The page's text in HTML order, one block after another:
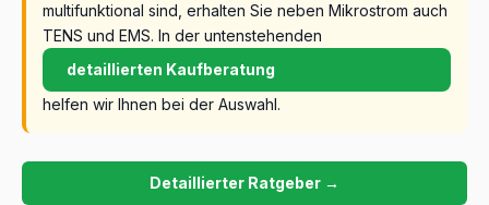
multifunktional sind, erhalten Sie neben Mikrostrom auch
TENS und EMS. In der untenstehenden
detaillierten Kaufberatung
helfen wir Ihnen bei der Auswahl.
Detaillierter Ratgeber →